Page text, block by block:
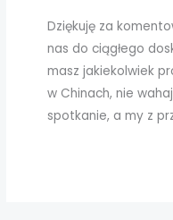
Dziękuję za
nas do ciągłego
masz jakiekolwiek
w Chinach, nie
spotkanie, a my z